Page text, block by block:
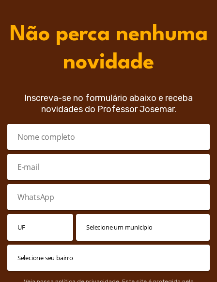
Não perca nenhuma
novidade
Inscreva-se no formulário abaixo e receba
novidades do Professor Josemar.